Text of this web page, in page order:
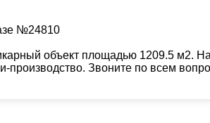
№24810
объект площадью 1209.5 м2.
производство. Звоните по всем